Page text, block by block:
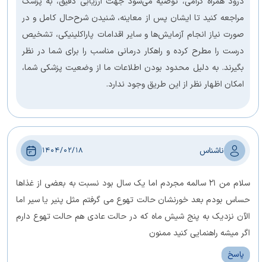
مراجعه کنید تا ایشان پس از معاینه، شنیدن شرح‌حال کامل و در
صورت نیاز انجام آزمایش‌ها و سایر اقدامات پاراکلینیکی، تشخیص
درست را مطرح کرده و راهکار درمانی مناسب را برای شما در نظر
بگیرند. به دلیل محدود بودن اطلاعات ما از وضعیت پزشکی شما،
امکان اظهار نظر از این طریق وجود ندارد.
ناشناس 1404/02/18
سلام من ۲۱ سالمه مجردم اما یک سال بود نسبت به بعضی از غذاها
حساس بودم بعد خورنشان حالت تهوع می گرفتم مثل پنیر یا سیر اما
الآن نزدیک به پنج شیش ماه که در حالت عادی هم حالت تهوع دارم
اگر میشه راهنمایی کنید ممنون
پاسخ